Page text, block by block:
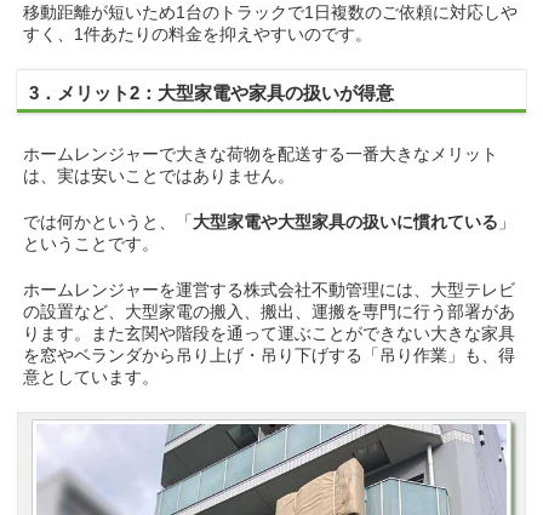
移動距離が短いため1台のトラックで1日複数のご依頼に対応しや
すく、1件あたりの料金を抑えやすいのです。
3．メリット2：大型家電や家具の扱いが得意
ホームレンジャーで大きな荷物を配送する一番大きなメリット
は、実は安いことではありません。
では何かというと、「大型家電や大型家具の扱いに慣れている 」
ということです。
ホームレンジャーを運営する株式会社不動管理には、大型テレビ
の設置など、大型家電の搬入、搬出、運搬を専門に行う部署があ
ります。また玄関や階段を通って運ぶことができない大きな家具
を窓やベランダから吊り上げ・吊り下げする「吊り作業」も、得
意としています。